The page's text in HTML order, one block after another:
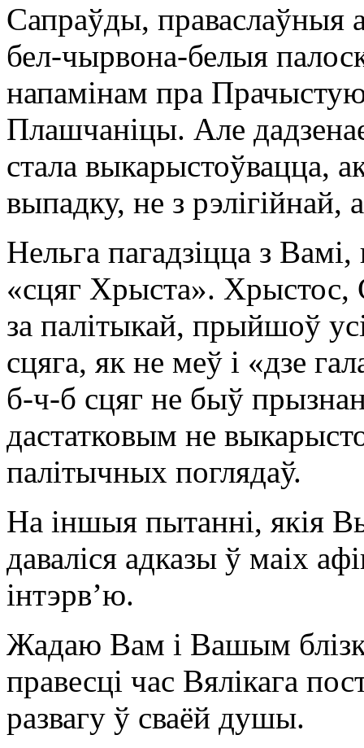
Сапраўды, праваслаўныя
бел-чырвона-белыя
напамінам пра
Плашчаніцы. Але
стала выкарыстоўвацца,
выпадку, не з рэлігійнай,
Нельга пагадзіцца з
«сцяг Хрыста».
за палітыкай, прыйшоў
сцяга, як не меў і «дзе
б-ч-б сцяг не быў
дастатковым не
палітычных поглядаў.
На іншыя пытанні, якія
даваліся адказы ў маіх
інтэрв’ю.
Жадаю Вам і Вашым
правесці час Вялікага
развагу ў сваёй душы.